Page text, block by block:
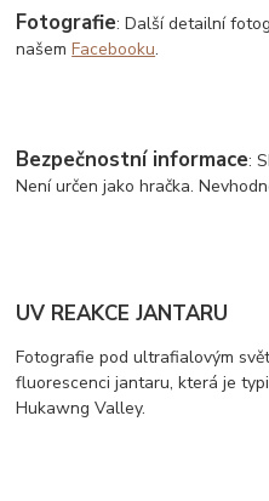
Fotografie: Další detailní
našemFacebooku.
Bezpečnostní informace:
Není určen jako hračka.
UV REAKCE JANTARU
Fotografie pod ultrafialovým
fluorescenci jantaru, která je
Hukawng Valley.